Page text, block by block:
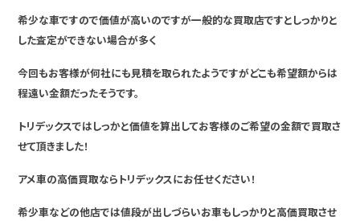
希少な車ですので価値が高いのですが一般的な買取店ですとしっかりと
した査定ができない場合が多く
今回もお客様が何社にも見積を取られたようですがどこも希望額からは
程遠い金額だったそうです。
トリデックスではしっかと価値を算出してお客様のご希望の金額で買取さ
せて頂きました！
アメ車の高価買取ならトリデックスにお任せください！
希少車などの他店では値段が出しづらいお車もしっかりと高価買取させ